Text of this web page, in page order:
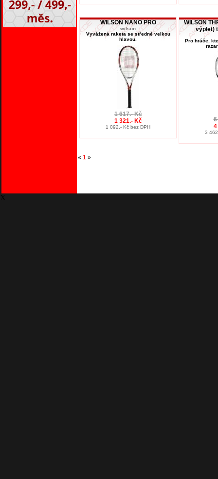
WILSON NANO PRO
wilson
Vyvážená raketa se středně velkou
hlavou.
1 617.- Kč
1 321.- Kč
1 092.- Kč bez DPH
WILSON
výplet)
Pro hráče,
6
4
3
« 1 »
X